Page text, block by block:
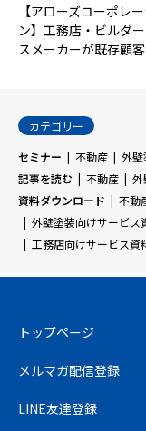
【アローズコーポレ
ン】工務店・ビルダ
スメーカーが既存顧
カテゴリー
セミナー
不動産 外壁
記事を読む
不動産 外
資料ダウンロード
不動
外壁塗装向けサービス
工務店向けサービス資
トップページ
メルマガ配信登録
LINE友達登録